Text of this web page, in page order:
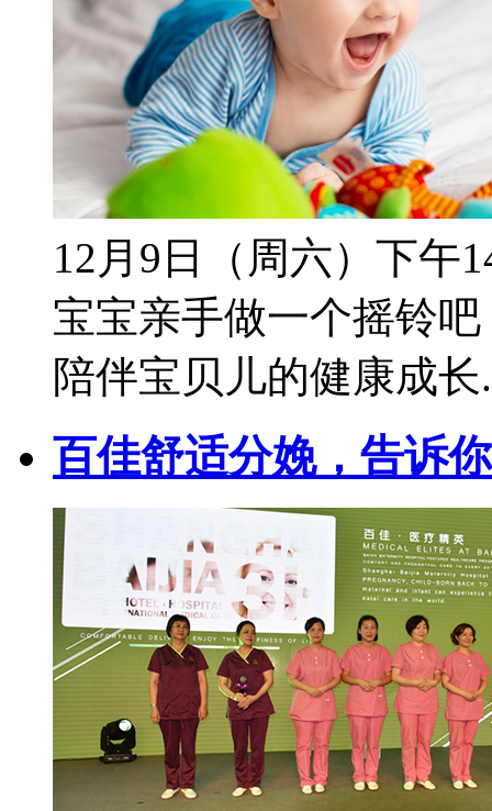
12月9日（周六）下午
宝宝亲手做一个摇铃
陪伴宝贝儿的健康成
百佳舒适分娩，告诉